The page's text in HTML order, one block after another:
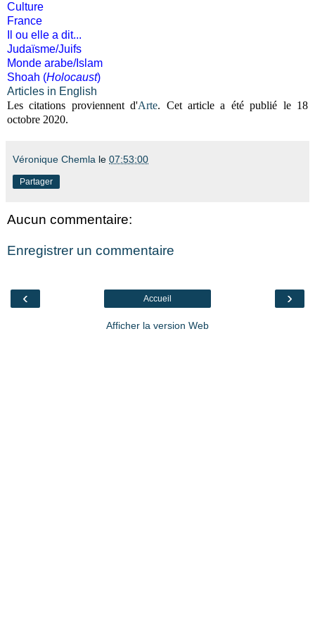
Culture
France
Il ou elle a dit...
Judaïsme/Juifs
Monde arabe/Islam
Shoah (Holocaust)
Articles in English
Les citations proviennent d'Arte. Cet article a été publié le 18
octobre 2020.
Véronique Chemla le 07:53:00
Partager
Aucun commentaire:
Enregistrer un commentaire
‹ ›
Accueil
Afficher la version Web